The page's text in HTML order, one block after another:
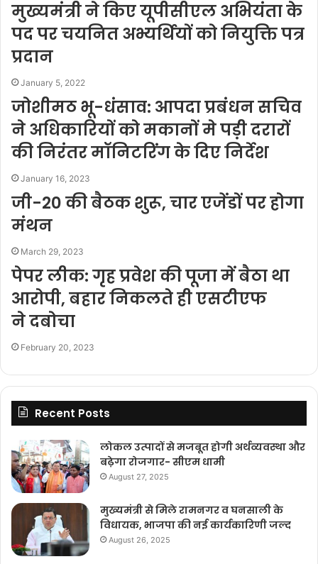
मुख्यमंत्री ने किए यूपीसीएल अभियंता के
पद पर चयनित अभ्यर्थियों को नियुक्ति पत्र
प्रदान
January 5, 2022
जोशीमठ भू-धंसाव: आपदा प्रबंधन सचिव
ने अधिकारियों को मकानों मे पड़ी दरारों
की निरंतर मॉनिटरिंग के दिए निर्देश
January 16, 2023
जी-20 की बैठक शुरू, चार एजेंडों पर होगा
मंथन
March 29, 2023
पेपर लीक: गृह प्रवेश की पूजा में बैठा था
आरोपी, बहार निकलते ही एसटीएफ
ने दबोचा
February 20, 2023
Recent Posts
लोकल उत्पादों से मजबूत होगी अर्थव्यवस्था और
बढ़ेगा रोजगार- सीएम धामी
August 27, 2025
मुख्यमंत्री से मिले रामनगर व घनसाली के
विधायक, भाजपा की नई कार्यकारिणी जल्द
August 26, 2025